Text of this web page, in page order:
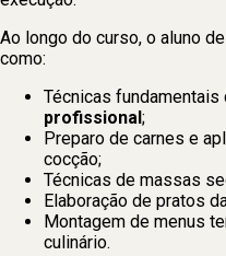
Ao longo do curso, o aluno
como:
Técnicas
profissional;
Preparo de carnes e
cocção;
Técnicas de massas
Elaboração de pratos
Montagem de menus
culinário.